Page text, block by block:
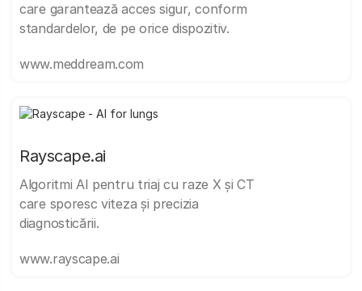
care garantează acces sigur, conform
standardelor, de pe orice dispozitiv.
www.meddream.com
Rayscape.ai
Algoritmi AI pentru triaj cu raze X și CT
care sporesc viteza și precizia
diagnosticării.
www.rayscape.ai